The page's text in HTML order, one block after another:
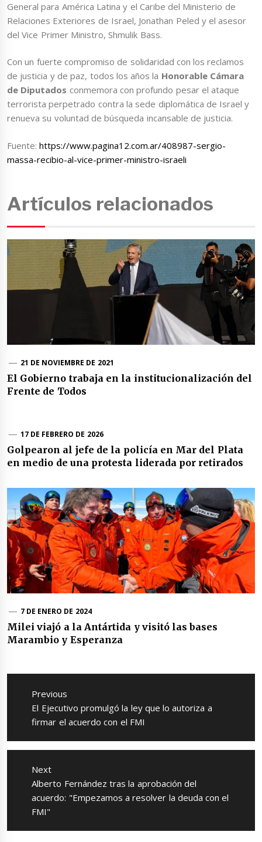
General para América Latina y el Caribe del Ministerio de
Relaciones Exteriores de Israel, Jonathan Peled y el asesor
del Vice Primer Ministro, Shmulik Bass.
Con un fuerte compromiso de solidaridad con los reclamos
de justicia y de paz, todos los años la Honorable Cámara
de Diputados conmemora con profundo pesar el ataque
terrorista perpetrado contra la sede diplomática de Israel y
renueva su voluntad de búsqueda incansable de justicia.
Fuente:https://www.pagina12.com.ar/408987-sergio-
massa-recibio-al-vice-primer-ministro-israeli
Artículos relacionados
21 DE NOVIEMBRE DE 2021
El Gobierno trabaja en la institucionalización del
Frente de Todos
17 DE FEBRERO DE 2026
Golpearon al jefe de la policía en Mar del Plata
en medio de una protesta liderada por retirados
7 DE ENERO DE 2024
Milei viajó a la Antártida y visitó las bases
Marambio y Esperanza
Navegación
entradas
Previous
Previous
post:
El Ejecutivo promulgó la ley que lo autoriza a
firmar el acuerdo con el FMI
Next
Next
post:
Alberto Fernández tras la aprobación del
acuerdo: "Empezamos a resolver la deuda con el
FMI"